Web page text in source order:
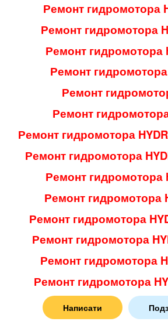
Написати
Ремонт гидромотора
Ремонт гидромотора
Ремонт гидромотора
Ремонт гидромотора
Ремонт
Ремонт
Ремонт гидромотора
Ремонт гидромотора
Ремонт гидромотора
Ремонт гидромотора
Ремонт гидромотора
Ремонт гидромотора
Ремонт гидромотора
Ремонт гидромотора
Ремонт гидромотора